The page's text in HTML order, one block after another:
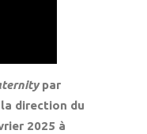
par
direction du
2025 à